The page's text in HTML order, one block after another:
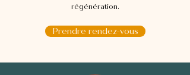
régénération.
Prendre rendez-vous